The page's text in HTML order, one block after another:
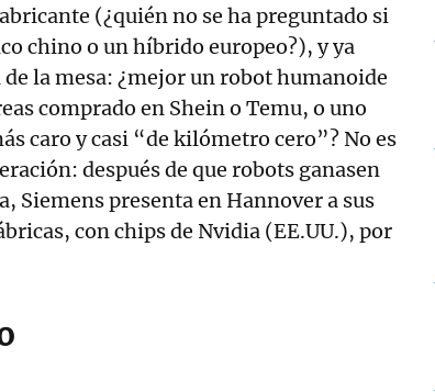
(¿quién no se ha preguntado si
chino o un híbrido europeo?), y ya
la mesa: ¿mejor un robot humanoide
comprado en Shein o Temu, o uno
caro y casi “de kilómetro cero”? No es
después de que robots ganasen
Siemens presenta en Hannover a sus
con chips de Nvidia (EE.UU.), por